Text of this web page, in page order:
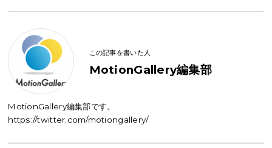
この記事を書いた人
MotionGallery編集部
MotionGallery編集部です。
https://twitter.com/motiongallery/